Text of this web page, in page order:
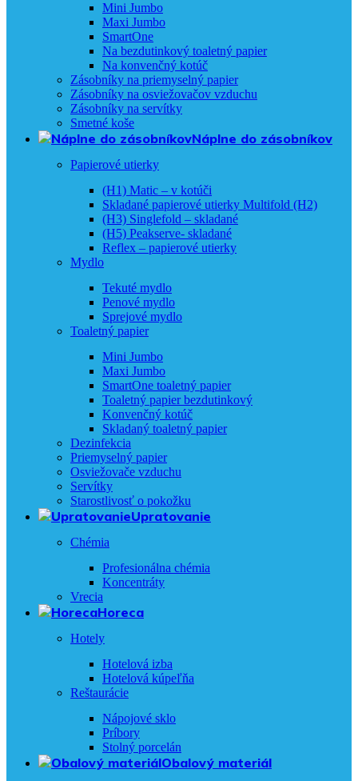
Mini Jumbo
Maxi Jumbo
SmartOne
Na bezdutinkový toaletný papier
Na konvenčný kotúč
Zásobníky na priemyselný papier
Zásobníky na osviežovačov vzduchu
Zásobníky na servítky
Smetné koše
Náplne do zásobníkov
Papierové utierky
(H1) Matic – v kotúči
Skladané papierové utierky Multifold (H2)
(H3) Singlefold – skladané
(H5) Peakserve- skladané
Reflex – papierové utierky
Mydlo
Tekuté mydlo
Penové mydlo
Sprejové mydlo
Toaletný papier
Mini Jumbo
Maxi Jumbo
SmartOne toaletný papier
Toaletný papier bezdutinkový
Konvenčný kotúč
Skladaný toaletný papier
Dezinfekcia
Priemyselný papier
Osviežovače vzduchu
Servítky
Starostlivosť o pokožku
Upratovanie
Chémia
Profesionálna chémia
Koncentráty
Vrecia
Horeca
Hotely
Hotelová izba
Hotelová kúpeľňa
Reštaurácie
Nápojové sklo
Príbory
Stolný porcelán
Obalový materiál